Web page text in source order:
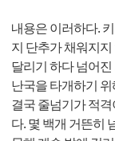
내용은 이러하다.
지 단추가 채워지
달리기 하다 넘어
난국을 타개하기
결국 줄넘기가 적
다. 몇 백개 거뜬히